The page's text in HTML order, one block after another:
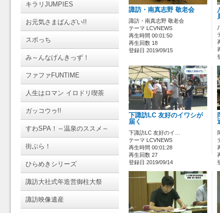
キラリJUMPIES
お元気さまばんざい!!
スポっち
み～んなげんきっず！
ファファFUNTIME
人生はロマン イロドリ喫茶
ガッコウゥ!!
すわSPA！～温泉のススメ～
街ぶら！
ひらめきシリーズ
諏訪大社式年造営御柱大祭
諏訪映像遺産
諏訪・南真志野 敬老会
諏訪・南真志野 敬老会
テーマ LCVNEWS
再生時間 00:01:50
再生回数 18
登録日 2019/09/15
下諏訪LC 友好のイワシが
届く
下諏訪LC 友好のイ…
テーマ LCVNEWS
再生時間 00:01:28
再生回数 27
登録日 2019/09/14